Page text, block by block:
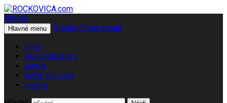
ROCKOVICA.com
Hľadať
Hlavné menu Preskočiť na obsah
O NÁS
PROFILY/RECENZIE
ŽURNÁL
PRÁVE POČÚVAM
RockČet